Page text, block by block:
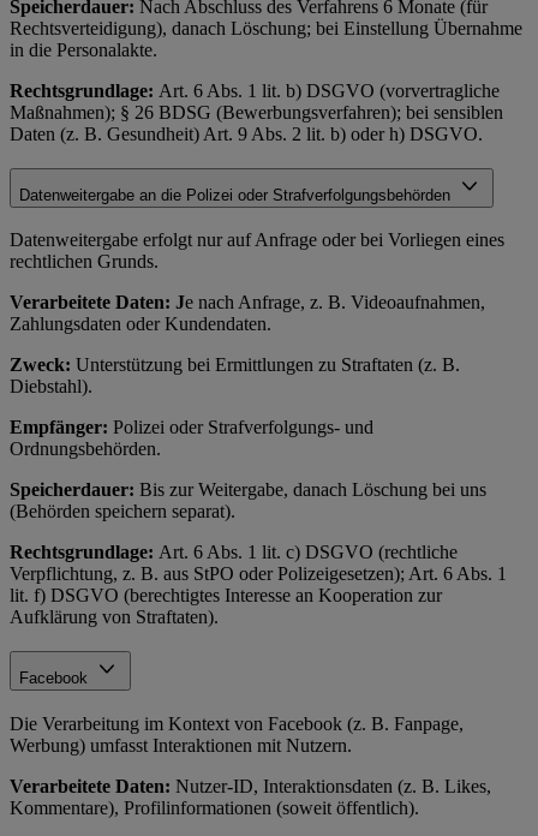
Speicherdauer: Nach Abschluss des Verfahrens 6 Monate (für
Rechtsverteidigung), danach Löschung; bei Einstellung Übernahme
in die Personalakte.
Rechtsgrundlage: Art. 6 Abs. 1 lit. b) DSGVO (vorvertragliche
Maßnahmen); § 26 BDSG (Bewerbungsverfahren); bei sensiblen
Daten (z. B. Gesundheit) Art. 9 Abs. 2 lit. b) oder h) DSGVO.
Datenweitergabe an die Polizei oder Strafverfolgungsbehörden
Datenweitergabe erfolgt nur auf Anfrage oder bei Vorliegen eines
rechtlichen Grunds.
Verarbeitete Daten: Je nach Anfrage, z. B. Videoaufnahmen,
Zahlungsdaten oder Kundendaten.
Zweck: Unterstützung bei Ermittlungen zu Straftaten (z. B.
Diebstahl).
Empfänger: Polizei oder Strafverfolgungs- und
Ordnungsbehörden.
Speicherdauer: Bis zur Weitergabe, danach Löschung bei uns
(Behörden speichern separat).
Rechtsgrundlage: Art. 6 Abs. 1 lit. c) DSGVO (rechtliche
Verpflichtung, z. B. aus StPO oder Polizeigesetzen); Art. 6 Abs. 1
lit. f) DSGVO (berechtigtes Interesse an Kooperation zur
Aufklärung von Straftaten).
Facebook
Die Verarbeitung im Kontext von Facebook (z. B. Fanpage,
Werbung) umfasst Interaktionen mit Nutzern.
Verarbeitete Daten: Nutzer-ID, Interaktionsdaten (z. B. Likes,
Kommentare), Profilinformationen (soweit öffentlich).